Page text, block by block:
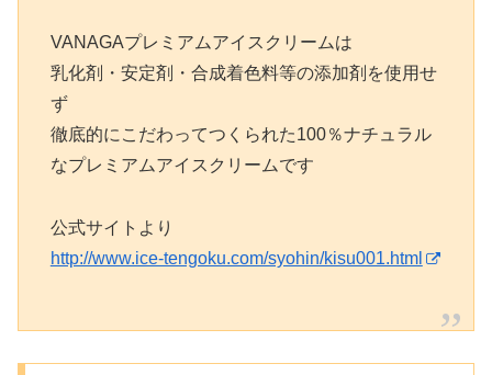
VANAGAプレミアムアイスクリームは
乳化剤・安定剤・合成着色料等の添加剤を使用せ
ず
徹底的にこだわってつくられた100％ナチュラル
なプレミアムアイスクリームです
公式サイトより
http://www.ice-tengoku.com/syohin/kisu001.html